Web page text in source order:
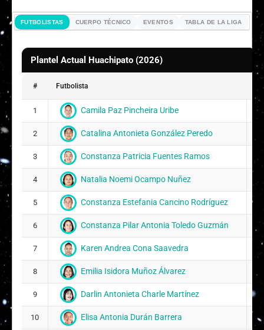
FUTBOLISTAS CUERPO TÉCNICO EVENTOS TABLA DE LA LIGA
Plantel Actual Huachipato (2026)
# Futbolista
1 Camila Paz Pincheira Uribe
2 Catalina Antonieta González Peredo
3 Constanza Patricia Fuentes Ramos
4 Natalia Noemi Ocampo Nuñez
5 Constanza Estefania Cancino Rodríguez
6 Constanza Pilar Antonia Toledo Guzmán
7 Karen Andrea Cona Saavedra
8 Emilia Isidora Muñoz Álvarez
9 Darlin Antonieta Charle Martínez
10 Elisa Antonia Durán Barrera